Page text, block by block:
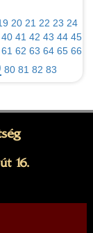
20 21 22 23 24
40 41 42 43 44 45
61 62 63 64 65 66
80 81 82 83
16.